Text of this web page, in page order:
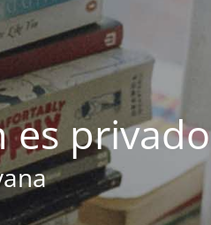
es privado